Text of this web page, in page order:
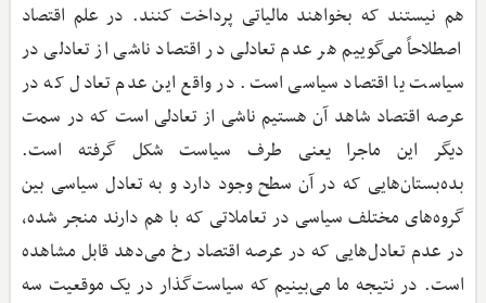
هم نیستند که بخواهند مالیاتی پرداخت کنند. در علم اقتصاد
اصطلاحاً می‌گوییم هر عدم تعادلی در اقتصاد ناشی از تعادلی در
سیاست یا اقتصاد سیاسی است. در واقع این عدم تعادل که در
عرصه اقتصاد شاهد آن هستیم ناشی از تعادلی است که در سمت
دیگر این ماجرا یعنی طرف سیاست شکل گرفته است.
بده‌بستان‌هایی که در آن سطح وجود دارد و به تعادل سیاسی بین
گروه‌های مختلف سیاسی در تعاملاتی که با هم دارند منجر شده،
در عدم تعادل‌هایی که در عرصه اقتصاد رخ می‌دهد قابل مشاهده
است. در نتیجه ما می‌بینیم که سیاست‌گذار در یک موقعیت سه